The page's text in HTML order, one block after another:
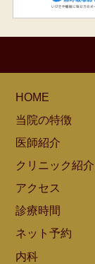
HOME
当院の特徴
医師紹介
クリニック紹介
アクセス
診療時間
ネット予約
内科